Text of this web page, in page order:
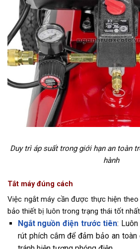
Duy trì áp suất trong giới hạn an toàn
hành
Tắt máy đúng cách
Việc ngắt máy cần được thực hiện
bảo thiết bị luôn trong trạng thái tốt
Ngắt nguồn điện trước tiên:
rút phích cắm để đảm bảo an